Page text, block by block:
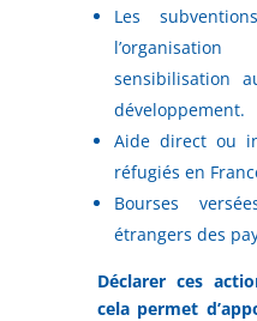
Les
sensibilisation
développement.
Aide direct ou
réfugiés en
Bourses
étrangers des
Déclarer ces
cela permet